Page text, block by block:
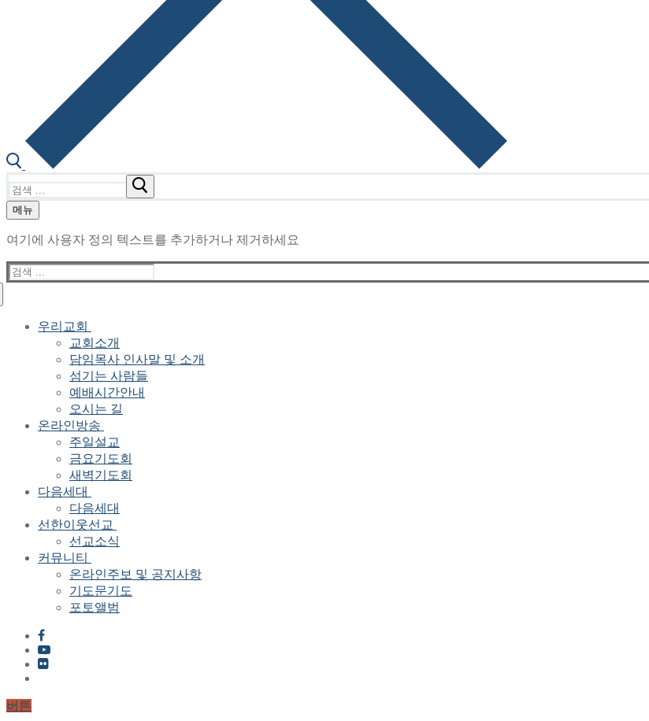
색
메뉴
여기에 사용자 정의 텍스트를 추가하거나 제거하세요
검
색
우리교회
교회소개
담임목사 인사말 및 소개
섬기는 사람들
예배시간안내
오시는 길
온라인방송
주일설교
금요기도회
새벽기도회
다음세대
다음세대
선한이웃선교
선교소식
커뮤니티
온라인주보 및 공지사항
기도문기도
포토앨범
버튼